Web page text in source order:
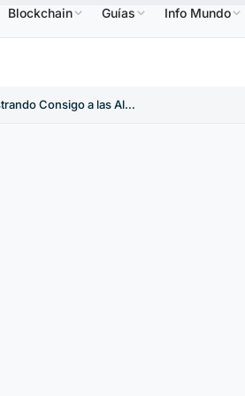
BNB586,64 US$ ↑2.10% USDC USDC0,9995 US$
Blockchain Guías Info Mundo
Bitcoin ha Caído 5.000 Dólares en 24 horas, Arrastrando Consigo a las Altcoins. Cuál Será el Siguiente Paso?